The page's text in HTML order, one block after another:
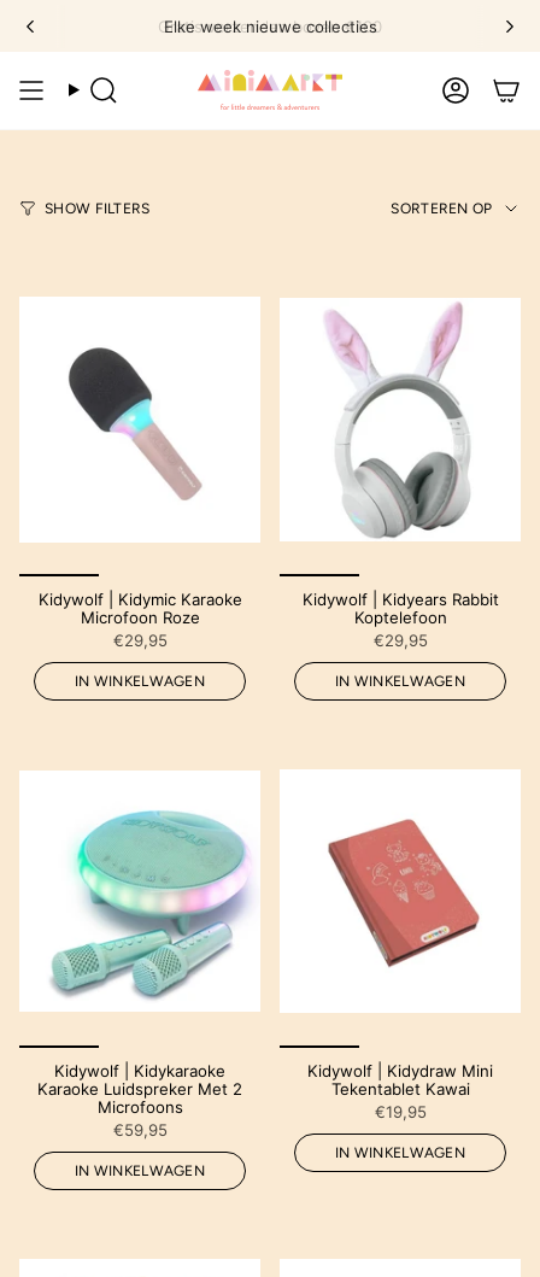
naar
Elke week nieuwe collecties
Zoek Account
SHOW FILTERS
op
SORTEREN OP
Kidywolf | Kidymic Karaoke
Microfoon Roze
€29,95
IN WINKELWAGEN
Kidywolf | Kidyears Rabbit
Koptelefoon
€29,95
IN WINKELWAGEN
Kidywolf | Kidykaraoke
Karaoke Luidspreker Met 2
Microfoons
€59,95
IN WINKELWAGEN
Kidywolf | Kidydraw Mini
Tekentablet Kawai
€19,95
IN WINKELWAGEN